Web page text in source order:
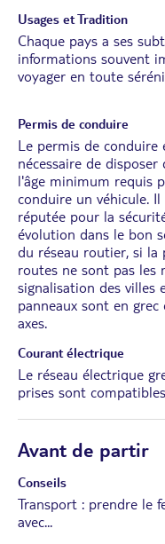
Usages et Tradition
Chaque pays a ses
informations souvent
voyager en toute
Permis de conduire
Le permis de conduire
nécessaire de
l'âge minimum requis
conduire un véhicule. Il
réputée pour la
évolution dans le bon
du réseau routier, si la
routes ne sont pas les
signalisation des villes
panneaux sont en
axes.
Courant électrique
Le réseau électrique
prises sont
Avant de partir
Conseils
Transport : prendre le
avec...